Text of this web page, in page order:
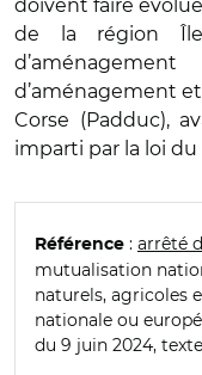
doivent faire
de la région Île-
d’aménagement
Corse (Padduc),
imparti par la loi du
Référence : arrêté
mutualisation
naturels, agricoles
nationale ou
du 9 juin 2024,